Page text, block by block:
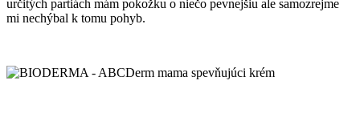
určitých partiách mám pokožku o niečo pevnejšiu ale samozrejme
mi nechýbal k tomu pohyb.